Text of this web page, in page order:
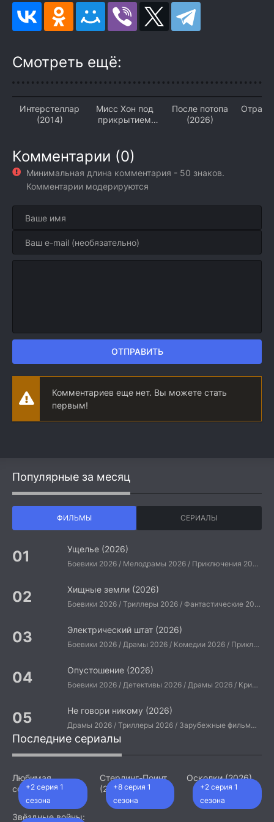
Смотреть ещё:
Интерстеллар
(2014)
Мисс Хон под
прикрытием
После потопа
(2026)
Комментарии (0)
Минимальная длина комментария - 50 знаков.
Комментарии модерируются
ОТПРАВИТЬ
Комментариев еще нет. Вы можете стать
первым!
Популярные за месяц
ФИЛЬМЫ СЕРИАЛЫ
Ущелье (2026)
Боевики 2026 / Мелодрамы 2026 / Приключения 2026 / Ужасы 2026 / Фантастические 2026 / Зарубежные фильмы 2026 / Американские фильмы / Фильмы 2026
Хищные земли (2026)
Боевики 2026 / Триллеры 2026 / Фантастические 2026 / Зарубежные фильмы 2026 / Американские фильмы / Фильмы 2026
Электрический штат (2026)
Боевики 2026 / Драмы 2026 / Комедии 2026 / Приключения 2026 / Фантастические 2026 / Зарубежные фильмы 2026 / Американские фильмы / Фильмы 2026
Опустошение (2026)
Боевики 2026 / Детективы 2026 / Драмы 2026 / Криминальные фильмы 2026 / Триллеры 2026 / Зарубежные фильмы 2026 / Американские фильмы / Фильмы 2026
Не говори никому (2026)
Драмы 2026 / Триллеры 2026 / Зарубежные фильмы 2026 / Американские фильмы / Фильмы 2026
Последние сериалы
+2 серия 1
сезона
Любимая
сотрудница
(2026)
+8 серия 1
сезона
Стерлинг-Поинт
(2026)
+2 серия 1
сезона
Осколки (2026)
Звёздные войны: